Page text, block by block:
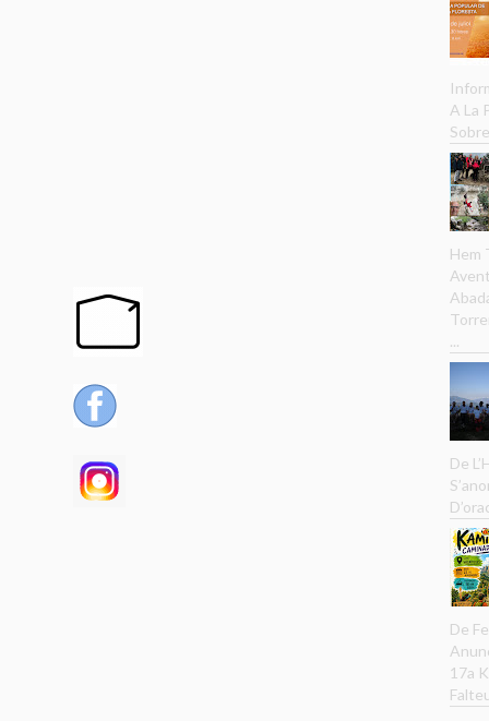
A La
Hem
...
De
De
17a